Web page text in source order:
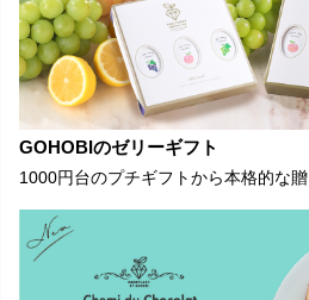
GOHOBIのゼリーギフト
1000円台のプチギフトから本格的な